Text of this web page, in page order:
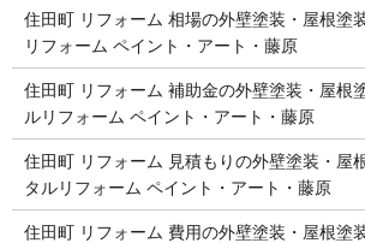
住田町 リフォーム 相場の外壁塗装・屋根塗
リフォーム ペイント・アート・藤原
住田町 リフォーム 補助金の外壁塗装・屋根
ルリフォーム ペイント・アート・藤原
住田町 リフォーム 見積もりの外壁塗装・屋
タルリフォーム ペイント・アート・藤原
住田町 リフォーム 費用の外壁塗装・屋根塗